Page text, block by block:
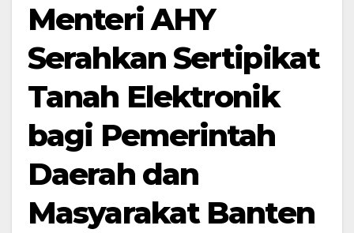
Menteri AHY
Serahkan Sertipikat
Tanah Elektronik
bagi Pemerintah
Daerah dan
Masyarakat Banten